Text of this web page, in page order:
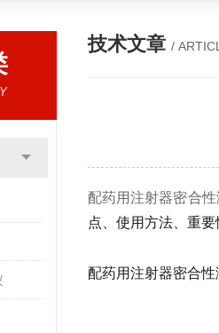
技术文章 /
配药用注射器密合
点、使用方法、重
配药用注射器密合